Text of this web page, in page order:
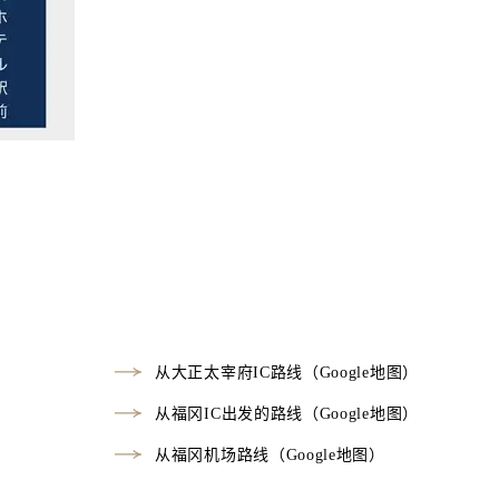
从大正太宰府IC路线（Google地图）
从福冈IC出发的路线（Google地图）
从福冈机场路线（Google地图）